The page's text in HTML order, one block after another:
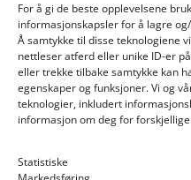
For å gi de beste opplevelsene
informasjonskapsler for å lagre
Å samtykke til disse teknologiene
nettleser atferd eller unike ID-er
eller trekke tilbake samtykke kan
egenskaper og funksjoner. Vi og
teknologier, inkludert
informasjon om deg for
Statistiske